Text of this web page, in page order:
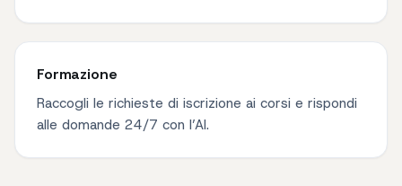
Formazione
Raccogli le richieste di iscrizione ai corsi e rispondi
alle domande 24/7 con l’AI.